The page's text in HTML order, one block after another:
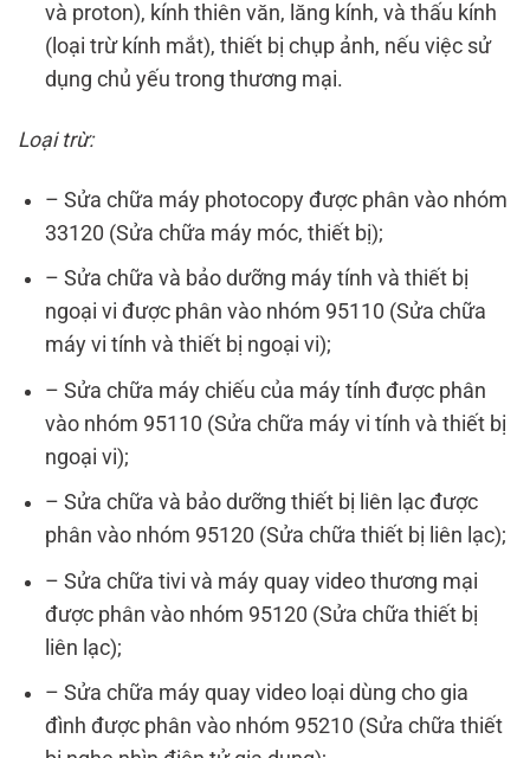
và proton), kính thiên văn, lăng kính, và thấu kính
(loại trừ kính mắt), thiết bị chụp ảnh, nếu việc sử
dụng chủ yếu trong thương mại.
Loại trừ:
– Sửa chữa máy photocopy được phân vào nhóm
33120 (Sửa chữa máy móc, thiết bị);
– Sửa chữa và bảo dưỡng máy tính và thiết bị
ngoại vi được phân vào nhóm 95110 (Sửa chữa
máy vi tính và thiết bị ngoại vi);
– Sửa chữa máy chiếu của máy tính được phân
vào nhóm 95110 (Sửa chữa máy vi tính và thiết bị
ngoại vi);
– Sửa chữa và bảo dưỡng thiết bị liên lạc được
phân vào nhóm 95120 (Sửa chữa thiết bị liên lạc);
– Sửa chữa tivi và máy quay video thương mại
được phân vào nhóm 95120 (Sửa chữa thiết bị
liên lạc);
– Sửa chữa máy quay video loại dùng cho gia
đình được phân vào nhóm 95210 (Sửa chữa thiết